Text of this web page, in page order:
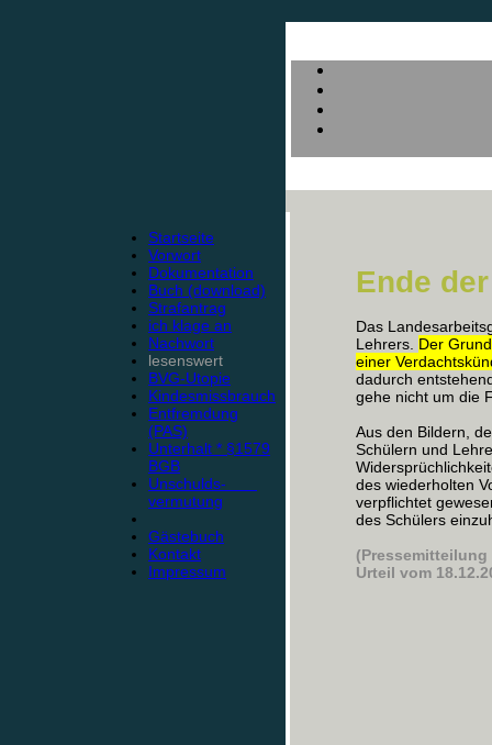
Startseite
Vorwort
Dokumentation
Buch (download)
Strafantrag
ich klage an
Nachwort
lesenswert
BVG-Utopie
Kindesmissbrauch
Entfremdung
(PAS)
Unterhalt * §1579
BGB
Unschulds-
vermutung
Gästebuch
Kontakt
Impressum
Ende
Das
Lehrers. Der
einer
dadurch
gehe nicht um die
Aus den Bildern,
Schülern und
des wiederholten
verpflichtet
des Schülers
(Pressemitteilung
Urteil vom